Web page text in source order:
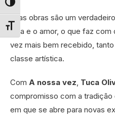
Alternar alto contraste
Alternar tamanho da fonte
Suas obras são um
vida e o amor, o que faz com
vez mais bem recebido,
classe artística.
Com A nossa vez Tuca
compromisso com a tradição
em que se abre para novas